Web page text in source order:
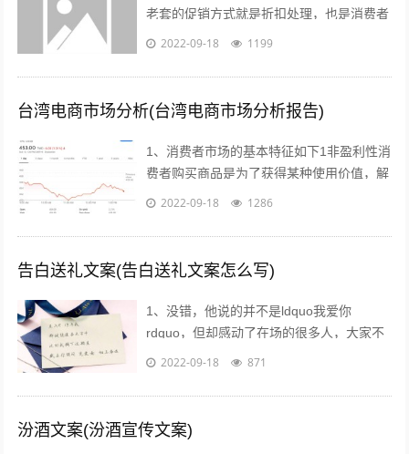
老套的促销方式就是折扣处理，也是消费者
最愿意接受的方式也有很多消费者比较乐意
2022-09-18 1199
台湾电商市场分析(台湾电商市场分析报告)
1、消费者市场的基本特征如下1非盈利性消
费者购买商品是为了获得某种使用价值，解
决自身的生活消费需求，而不是为了盈利去
2022-09-18 1286
告白送礼文案(告白送礼文案怎么写)
1、没错，他说的并不是ldquo我爱你
rdquo，但却感动了在场的很多人，大家不
约而同的为他鼓掌所以我说，真正适合520
2022-09-18 871
汾酒文案(汾酒宣传文案)